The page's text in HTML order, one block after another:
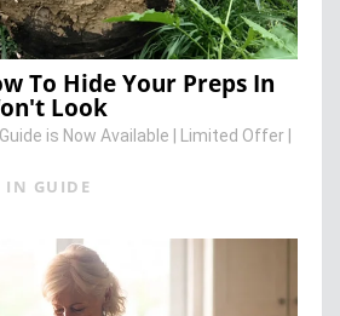
To Hide Your Preps In
Look
is Now Available | Limited Offer |
IN GUIDE